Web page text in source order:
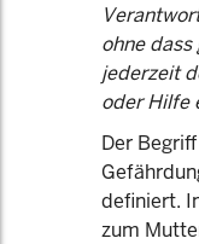
ohne
jederzeit
oder Hilfe
Der
definiert.
zum